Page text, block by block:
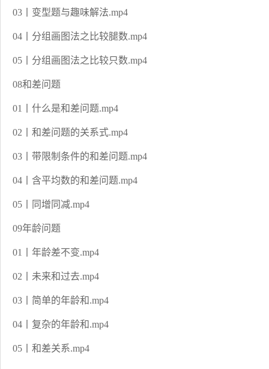
03丨变型题与趣味解法.mp4
04丨分组画图法之比较腿数.mp4
05丨分组画图法之比较只数.mp4
08和差问题
01丨什么是和差问题.mp4
02丨和差问题的关系式.mp4
03丨带限制条件的和差问题.mp4
04丨含平均数的和差问题.mp4
05丨同增同减.mp4
09年龄问题
01丨年龄差不变.mp4
02丨未来和过去.mp4
03丨简单的年龄和.mp4
04丨复杂的年龄和.mp4
05丨和差关系.mp4